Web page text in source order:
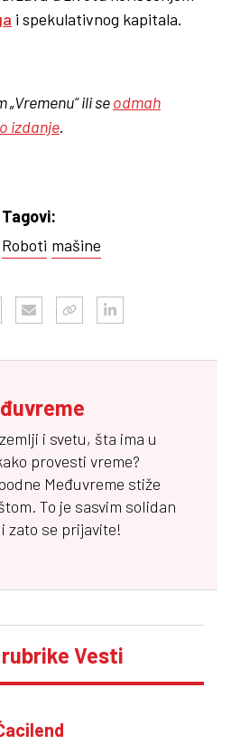
i spekulativnog kapitala.
ili seodmah
izdanje.
Tagovi:
Roboti mašine
i svetu, šta ima u
provesti vreme?
Međuvreme stiže
To je sasvim solidan
zato se prijavite!
Vesti